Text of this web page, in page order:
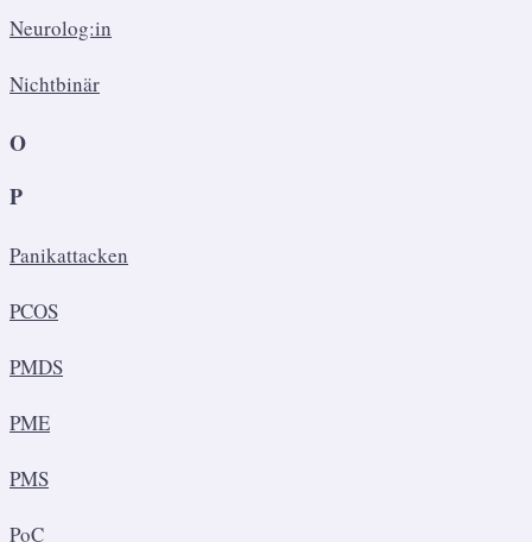
Neurolog:in
Nichtbinär
O
P
Panikattacken
PCOS
PMDS
PME
PMS
PoC